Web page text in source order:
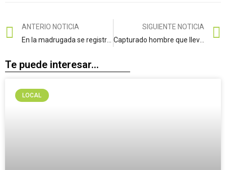
ANTERIO NOTICIA
SIGUIENTE NOTICIA
Capturado hombre que llevaba dos armas de fuego ilegal en el terminal de Popayán.
Te puede interesar...
LOCAL